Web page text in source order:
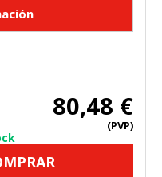
80,48 €
(PVP)